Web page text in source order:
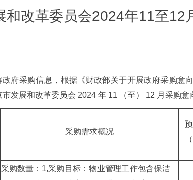
和改革委员会2024年11至12
府采购信息，根据《财政部关于开展政府采购意
发展和改革委员会 2024 年 11 （至） 12 月采购意
采购需求概况
采购数量：1,采购目标：物业管理工作包含保洁